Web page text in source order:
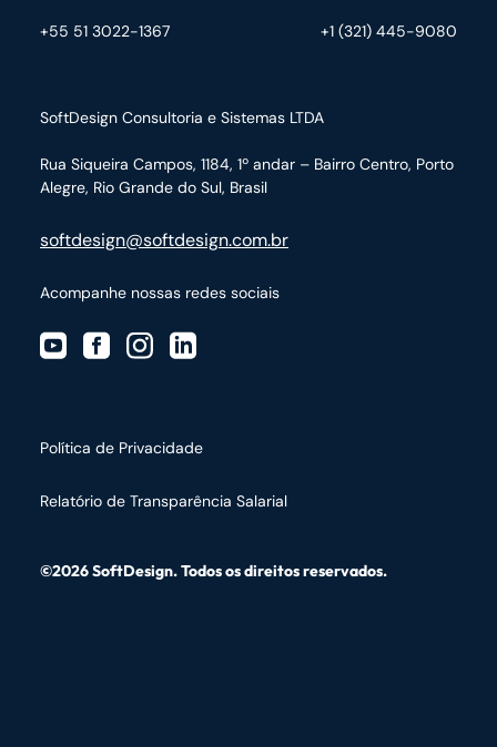
SoftDesign Consultoria e Sistemas LTDA
Rua Siqueira Campos, 1184, 1º andar – Bairro Centro, Porto
Alegre, Rio Grande do Sul, Brasil
softdesign@softdesign.com.br
+55 51 3022-1367 +1 (321) 445-9080
Acompanhe nossas redes sociais
©2026 SoftDesign. Todos os direitos reservados.
Política de Privacidade
Relatório de Transparência Salarial